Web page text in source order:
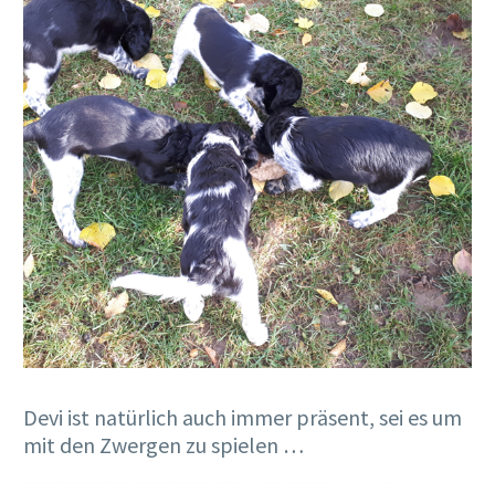
Devi ist natürlich auch immer präsent, sei es um
mit den Zwergen zu spielen …